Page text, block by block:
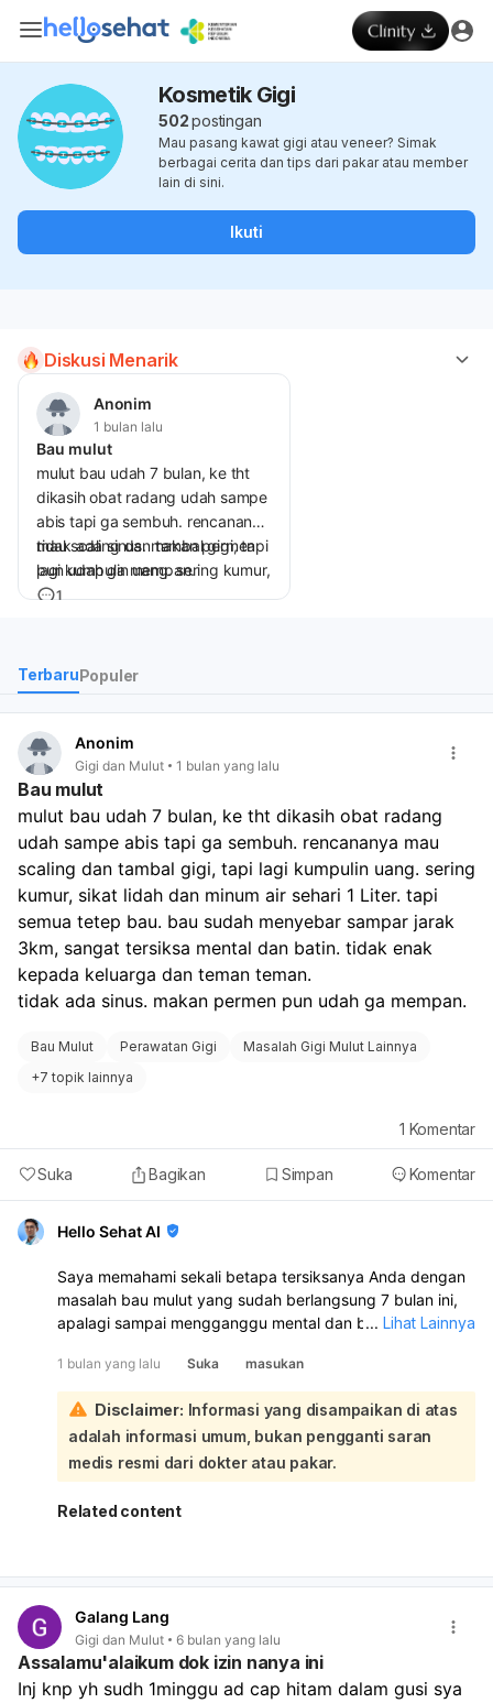
Kosmetik Gigi
502postingan
Mau pasang kawat gigi atau veneer? Simak
berbagai cerita dan tips dari pakar atau member
lain di sini.
Ikuti
Diskusi Menarik
Anonim
1 bulan lalu
Bau mulut
mulut bau udah 7 bulan, ke tht
dikasih obat radang udah sampe
abis tapi ga sembuh. rencananya
mau scaling dan tambal gigi, tapi
lagi kumpulin uang. sering kumur,
sikat lidah dan minum air sehari 1
3km, sangat tersiksa mental dan
batin. tidak enak kepada
keluarga dan teman teman.
tidak ada sinus. makan permen
pun udah ga mempan.
1
TerbaruPopuler
Anonim
Gigi dan Mulut 1 bulan yang lalu
Bau mulut
mulut bau udah 7 bulan, ke tht dikasih obat radang
udah sampe abis tapi ga sembuh. rencananya mau
scaling dan tambal gigi, tapi lagi kumpulin uang. sering
kumur, sikat lidah dan minum air sehari 1 Liter. tapi
semua tetep bau. bau sudah menyebar sampar jarak
3km, sangat tersiksa mental dan batin. tidak enak
kepada keluarga dan teman teman.
tidak ada sinus. makan permen pun udah ga mempan.
Bau Mulut Perawatan Gigi
Masalah Gigi Mulut Lainnya
+7 topik lainnya
Suka Bagikan Simpan Komentar
1 Komentar
Hello Sehat AI
Saya memahami sekali betapa tersiksanya Anda dengan
masalah bau mulut yang sudah berlangsung 7 bulan ini,
apalagi sampai mengganggu mental dan batin. Kondisi ini
kepercayaan diri:
Melihat riwayat Anda sudah ke THT dan tidak membaik,
serta rencana Anda untuk scaling dan tambal gigi,
langkah tersebut sangat tepat dan perlu diprioritaskan.
Bau mulut yang persisten seringkali berakar pada
masalah gigi dan mulut, seperti gigi berlubang dan
karang gigi. Karang gigi tidak bisa dihilangkan hanya
bakteri berkembang biak dan menghasilkan bau tidak
lidah, dan minum air, masalah utama mungkin terletak
pada karang gigi dan gigi berlubang yang belum
tertangani. Segera usahakan untuk melakukan scaling
dan penambalan gigi. Setelah masalah gigi dan karang
... Lihat Lainnya
1 bulan yang lalu Suka masukan
Disclaimer: Informasi yang disampaikan di atas
adalah informasi umum, bukan pengganti saran
medis resmi dari dokter atau pakar.
Related content
Galang Lang
Gigi dan Mulut 6 bulan yang lalu
Assalamu'alaikum dok izin nanya ini
Inj knp yh sudh 1minggu ad cap hitam dalam gusi sya